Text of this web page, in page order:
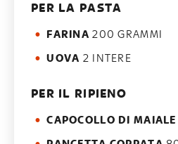
PER LA PASTA
FARINA 200 GRAMMI
UOVA 2 INTERE
PER IL RIPIENO
CAPOCOLLO DI MAIALE